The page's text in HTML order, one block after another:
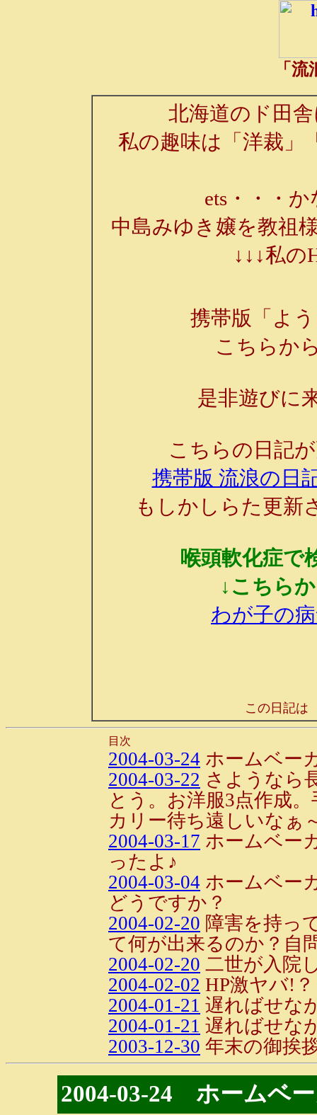
「
北海道のド田
私の趣味は「洋裁」
ets・・・
中島みゆき嬢を教祖
↓↓↓私の
携帯版「よ
こちらか
是非遊びに
こちらの日記
携帯版 流浪の日
もしかしらた更新
喉頭軟化症で
↓こちら
わが子の
この日記は
目次
2004-03-24 ホームベー
2004-03-22 さようなら
とう。お洋服3点作成
カリー待ち遠しいなぁ
2004-03-17 ホームベー
ったよ♪
2004-03-04 ホームベー
どうですか？
2004-02-20 障害を持っ
て何が出来るのか？自
2004-02-20 二世が入院
2004-02-02 HP激ヤバ!？
2004-01-21 遅ればせな
2004-01-21 遅ればせな
2003-12-30 年末の御挨
2004-03-24 ホームベ